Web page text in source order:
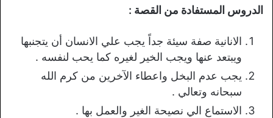
الدروس المستفادة من القصة :
الانانية صفة سيئة جداً يجب علي الانسان أن يتجنبها
ويبتعد عنها ويجب الخير لغيره كما يحب لنفسه .
يجب عدم البخل واعطاء الآخرين من كرم الله
سبحانه وتعالي .
الاستماع الي نصيحة الغير والعمل بها .